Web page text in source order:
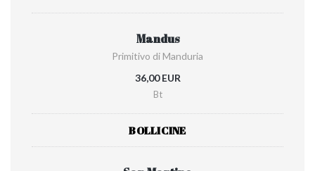
Mandus
Primitivo di Manduria
36,00 EUR
Bt
BOLLICINE